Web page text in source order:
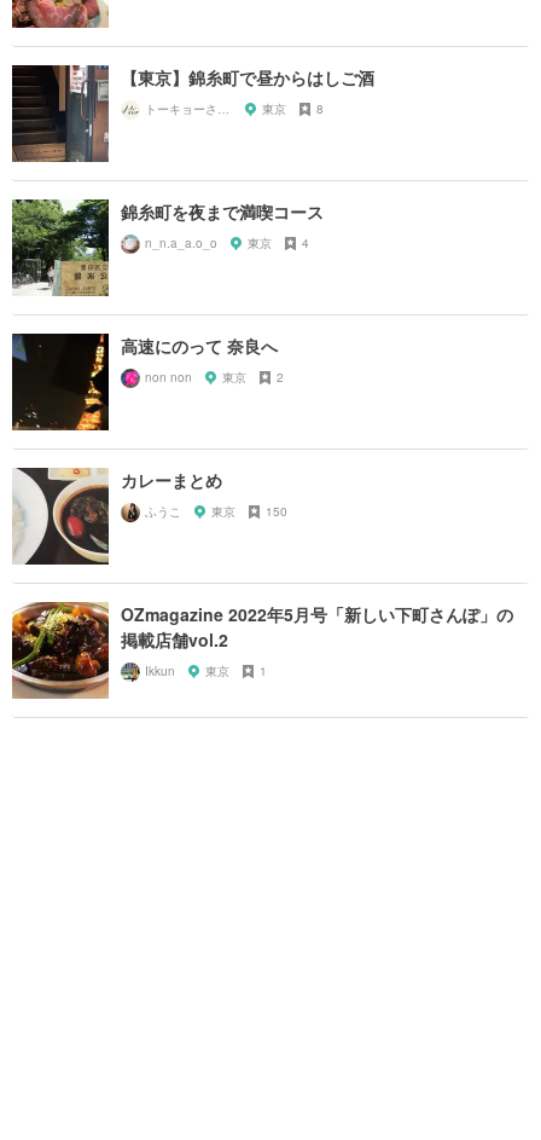
【東京】錦糸町で昼からはしご酒
東京 8
錦糸町を夜まで満喫コース
n_n.a_a.o_o 東京 4
高速にのって 奈良へ
non non 東京 2
カレーまとめ
ふうこ 東京 150
OZmagazine 2022年5月号「新しい下町さんぽ」の
掲載店舗vol.2
Ikkun 東京 1